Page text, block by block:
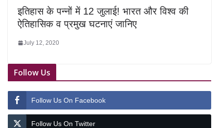
इतिहास के पन्नों में 12 जुलाई! भारत और विश्व की
ऐतिहासिक व प्रमुख घटनाएं जानिए
July 12, 2020
Follow Us
Follow Us On Facebook
Follow Us On Twitter